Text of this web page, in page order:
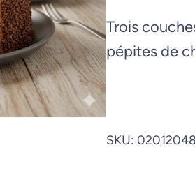
Trois
pépites de
SKU: 02012048